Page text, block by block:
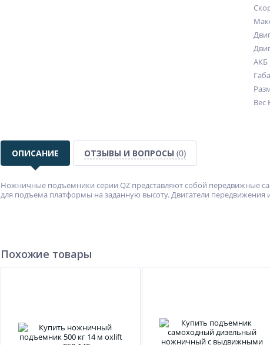
АКБ
Вес
ОПИСАНИЕ ОТЗЫВЫ И ВОПРОСЫ (0)
Ножничные подъемники серии QZ представляют собой передвижные
для подъема платформы на заданную высоту. Двигатели передвижения
Похожие товары